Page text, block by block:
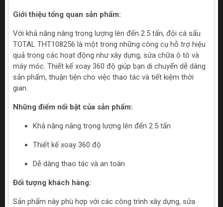
Giới thiệu tổng quan sản phẩm:
Với khả năng nâng trọng lượng lên đến 2.5 tấn, đội cá sấu
TOTAL THT108256 là một trong những công cụ hỗ trợ hiệu
quả trong các hoạt động như xây dựng, sửa chữa ô tô và
máy móc. Thiết kế xoay 360 độ giúp bạn di chuyển dễ dàng
sản phẩm, thuận tiện cho việc thao tác và tiết kiệm thời
gian.
Những điểm nổi bật của sản phẩm:
Khả năng nâng trọng lượng lên đến 2.5 tấn
Thiết kế xoay 360 độ
Dễ dàng thao tác và an toàn
Đối tượng khách hàng:
Sản phẩm này phù hợp với các công trình xây dựng, sửa